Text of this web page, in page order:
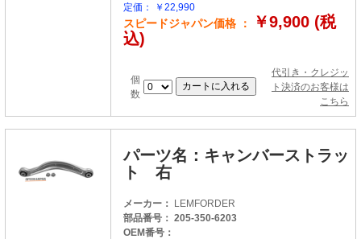
定価： ￥22,990
スピードジャパン価格 ：
￥9,900 (税
込)
個
数
代引き・クレジッ
ト決済のお客様は
こちら
パーツ名：キャンバーストラッ
ト 右
メーカー： LEMFORDER
部品番号： 205-350-6203
OEM番号：